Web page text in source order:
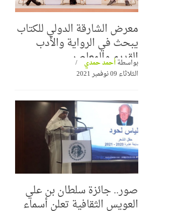
معرض الشارقة الدولي للكتاب
يبحث في الرواية والأدب
القديم والمعاصر
بواسطةأحمد حمدي
الثلاثاء 09 نوفمبر 2021
صور.. جائزة سلطان بن علي
العويس الثقافية تعلن أسماء